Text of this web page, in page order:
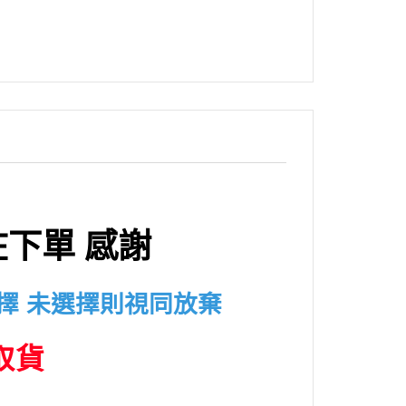
單 感謝
未選擇則視同放棄
貨